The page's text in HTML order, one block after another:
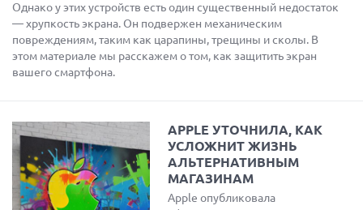
Однако у этих устройств есть один существенный недостаток
— хрупкость экрана. Он подвержен механическим
повреждениям, таким как царапины, трещины и сколы. В
этом материале мы расскажем о том, как защитить экран
вашего смартфона.
APPLE УТОЧНИЛА, КАК
УСЛОЖНИТ ЖИЗНЬ
АЛЬТЕРНАТИВНЫМ
МАГАЗИНАМ
Apple опубликовала